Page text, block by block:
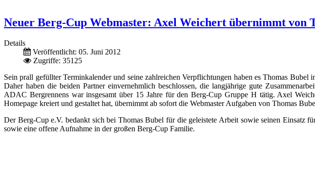
Neuer Berg-Cup Webmaster: Axel Weichert übernimmt von
Details
Veröffentlicht: 05. Juni 2012
Zugriffe: 35125
Sein prall gefüllter Terminkalender und seine zahlreichen Verpflichtungen haben es Thomas
Daher haben die beiden Partner einvernehmlich beschlossen, die langjährige gute
ADAC Bergrennens war insgesamt über 15 Jahre für den Berg-Cup Gruppe H tätig. Axel
Homepage kreiert und gestaltet hat, übernimmt ab sofort die Webmaster Aufgaben von Thomas
Der Berg-Cup e.V. bedankt sich bei Thomas Bubel für die geleistete Arbeit sowie seinen
sowie eine offene Aufnahme in der großen Berg-Cup Familie.